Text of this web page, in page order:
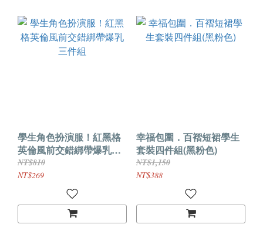
學生角色扮演服！紅黑格
英倫風前交錯綁帶爆乳三
件組
NT$810
NT$269
幸福包圍．百褶短裙學生
套裝四件組(黑粉色)
NT$1,150
NT$388